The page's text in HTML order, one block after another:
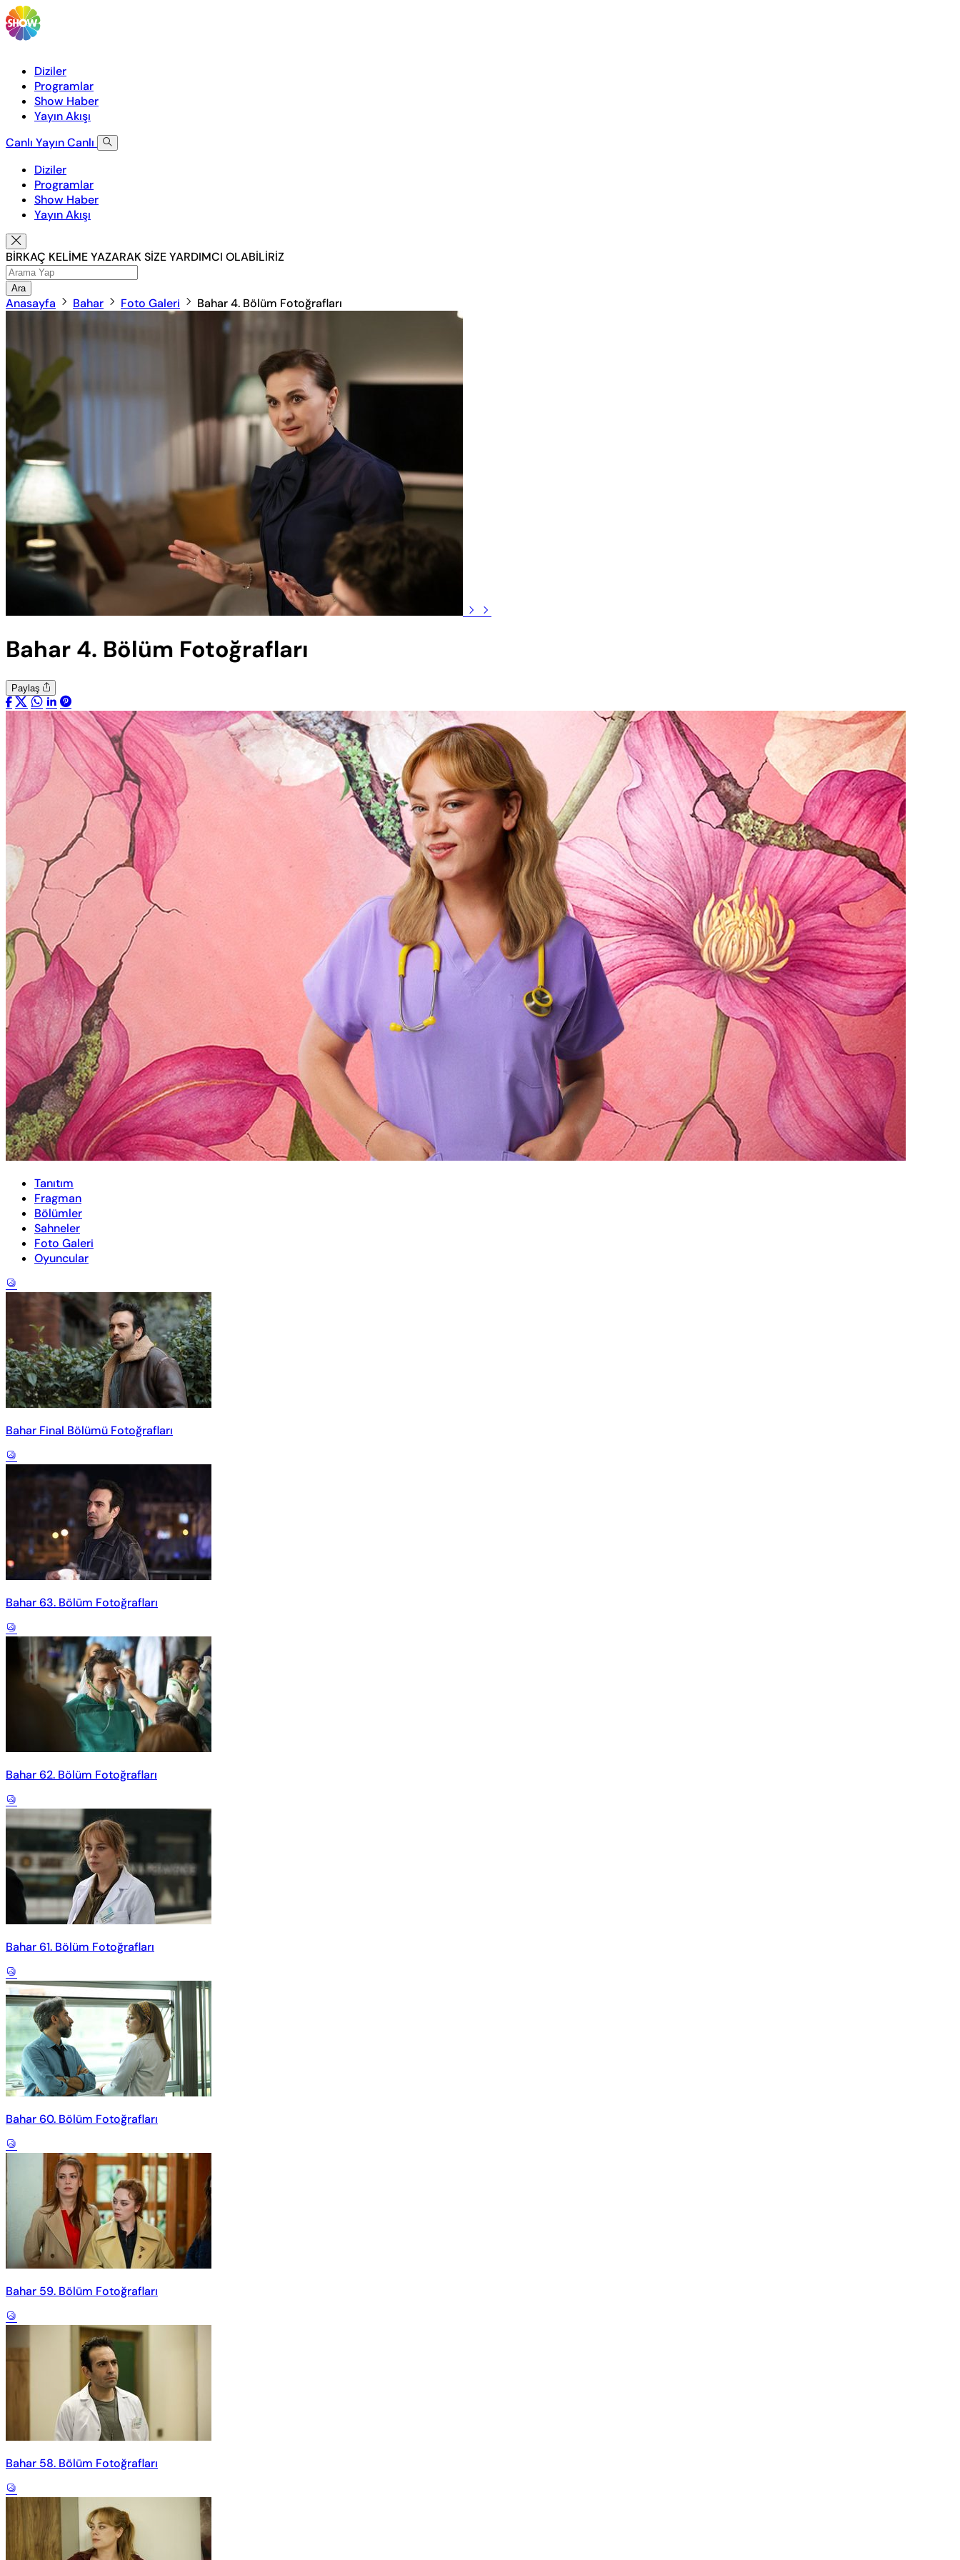
Diziler
Programlar
Show Haber
Yayın Akışı
Canlı YayınCanlı
Diziler
Programlar
Show Haber
Yayın Akışı
BİRKAÇ KELİME YAZARAK SİZE YARDIMCI OLABİLİRİZ
Ara
Anasayfa Bahar Foto Galeri Bahar 4. Bölüm Fotoğrafları
Bahar 4. Bölüm Fotoğrafları
Paylaş
Tanıtım
Fragman
Bölümler
Sahneler
Foto Galeri
Oyuncular
Bahar Final Bölümü Fotoğrafları
Bahar 63. Bölüm Fotoğrafları
Bahar 62. Bölüm Fotoğrafları
Bahar 61. Bölüm Fotoğrafları
Bahar 60. Bölüm Fotoğrafları
Bahar 59. Bölüm Fotoğrafları
Bahar 58. Bölüm Fotoğrafları